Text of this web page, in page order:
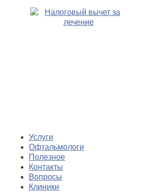
Услуги
Офтальмологи
Полезное
Контакты
Вопросы
Клиники